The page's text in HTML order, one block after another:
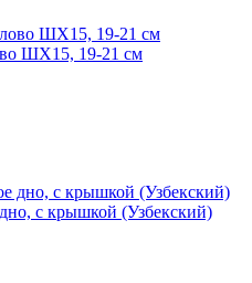
ШХ15, 19-21 см
с крышкой (Узбекский)